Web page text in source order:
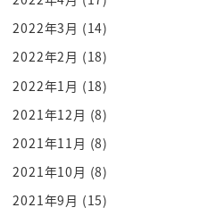
起きましたに3分でベッド
いうふうになるんだどうで
ですよねつまりまずは端っ
部分を切りましょうところう
パンの耳のところ切っちゃ
たファーストステップ非常
ますよね
ごもっともでしかありませ
2022年3月 (14)
2022年2月 (18)
2022年1月 (18)
2021年12月 (8)
2021年11月 (8)
2021年10月 (8)
2021年9月 (15)